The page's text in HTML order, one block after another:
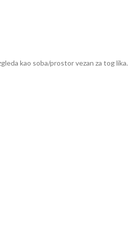
kao soba/prostor vezan za tog lika.